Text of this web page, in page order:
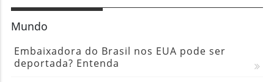
Mundo
Embaixadora do Brasil nos EUA pode ser
deportada? Entenda